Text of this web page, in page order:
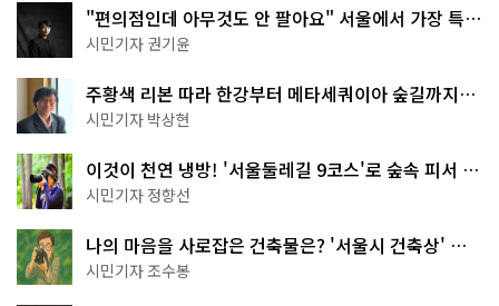
"편의점인데 아무것도 안 팔아요" 서울에서 가장 특별
한 편의점의 정체
시민기자 권기윤
주황색 리본 따라 한강부터 메타세쿼이아 숲길까지…
서울둘레길 15코스
시민기자 박상현
이것이 천연 냉방! '서울둘레길 9코스'로 숲속 피서 떠
나볼까
시민기자 정향선
나의 마음을 사로잡은 건축물은? '서울시 건축상' 수
상작 공개!
시민기자 조수봉